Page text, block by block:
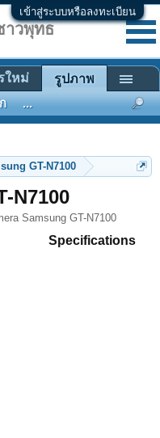
เข้าสู่ระบบหรือลงทะเบียน
GT-N7100
N7100
Samsung GT-N7100
Specifications
วพุทธ
ใหม่ รูปภาพ
...